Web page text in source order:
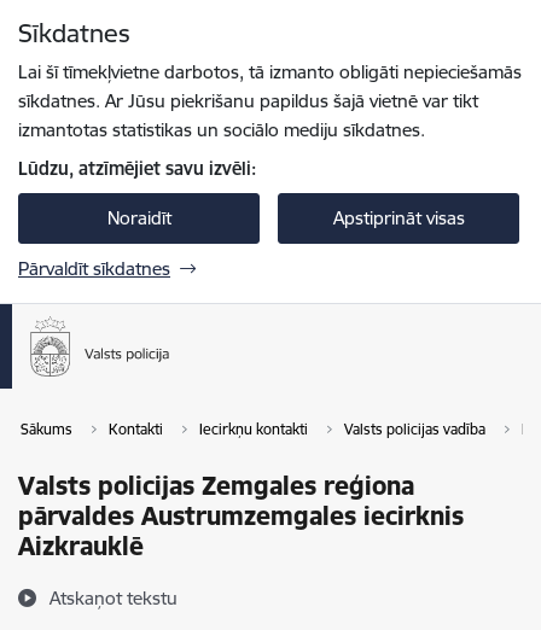
Sīkdatnes
Lai šī tīmekļvietne darbotos, tā izmanto obligāti nepieciešamās
sīkdatnes. Ar Jūsu piekrišanu papildus šajā vietnē var tikt
izmantotas statistikas un sociālo mediju sīkdatnes.
Lūdzu, atzīmējiet savu izvēli:
Noraidīt Apstiprināt visas
Pārvaldīt sīkdatnes
Sākums Kontakti Iecirkņu kontakti Valsts policijas vadība
Valsts policijas Zemgales reģiona
pārvaldes Austrumzemgales iecirknis
Aizkrauklē
Atskaņot tekstu